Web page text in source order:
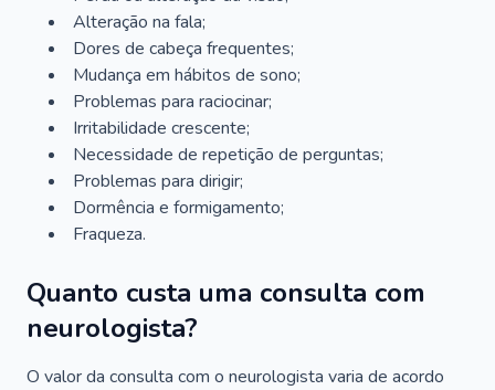
Alteração na fala;
Dores de cabeça frequentes;
Mudança em hábitos de sono;
Problemas para raciocinar;
Irritabilidade crescente;
Necessidade de repetição de perguntas;
Problemas para dirigir;
Dormência e formigamento;
Fraqueza.
Quanto custa uma consulta com
neurologista?
O valor da consulta com o neurologista varia de acordo